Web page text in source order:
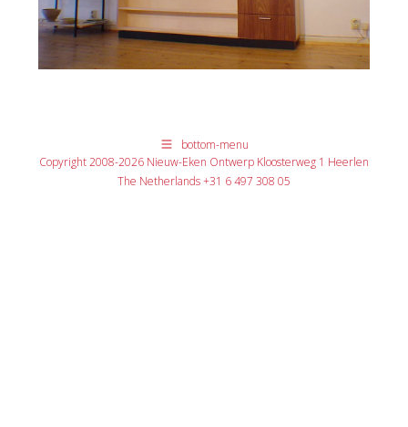
bottom-menu
Copyright 2008-2026 Nieuw-Eken Ontwerp Kloosterweg 1 Heerlen
The Netherlands +31 6 497 308 05